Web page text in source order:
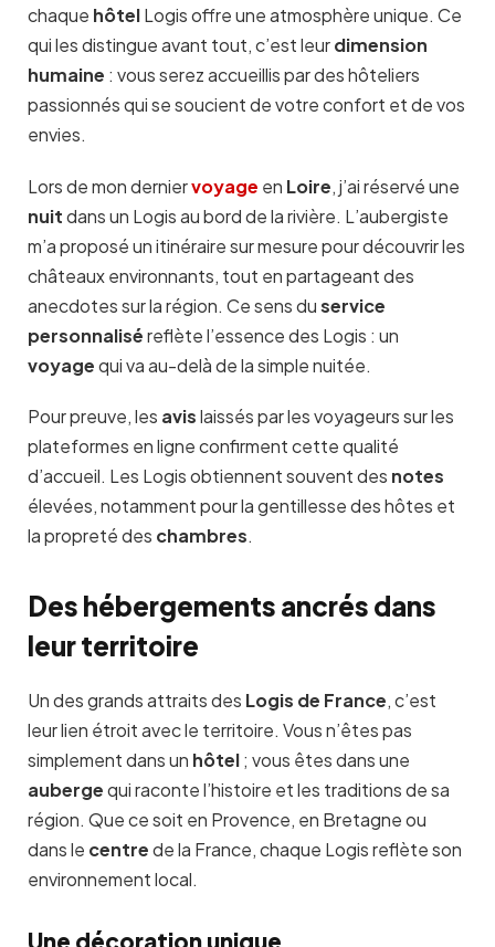
chaque hôtelLogis offre une atmosphère unique. Ce
qui les distingue avant tout, c’est leurdimension
humaine : vous serez accueillis par des hôteliers
passionnés qui se soucient de votre confort et de vos
envies.
Lors de mon derniervoyage en Loire, j’ai réservé une
nuitdans un Logis au bord de la rivière. L’aubergiste
m’a proposé un itinéraire sur mesure pour découvrir les
châteaux environnants, tout en partageant des
anecdotes sur la région. Ce sens duservice
personnaliséreflète l’essence des Logis : un
voyagequi va au-delà de la simple nuitée.
Pour preuve, les avislaissés par les voyageurs sur les
plateformes en ligne confirment cette qualité
d’accueil. Les Logis obtiennent souvent des notes
élevées, notamment pour la gentillesse des hôtes et
la propreté des chambres.
Des hébergements ancrés dans
leur territoire
Un des grands attraits des Logis de France, c’est
leur lien étroit avec le territoire. Vous n’êtes pas
simplement dans un hôtel; vous êtes dans une
aubergequi raconte l’histoire et les traditions de sa
région. Que ce soit en Provence, en Bretagne ou
dans le centrede la France, chaque Logis reflète son
environnement local.